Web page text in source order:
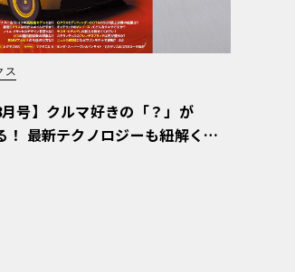
ス
月号】クルマ好きの「？」が
！ 最新テクノロジーも紐解く